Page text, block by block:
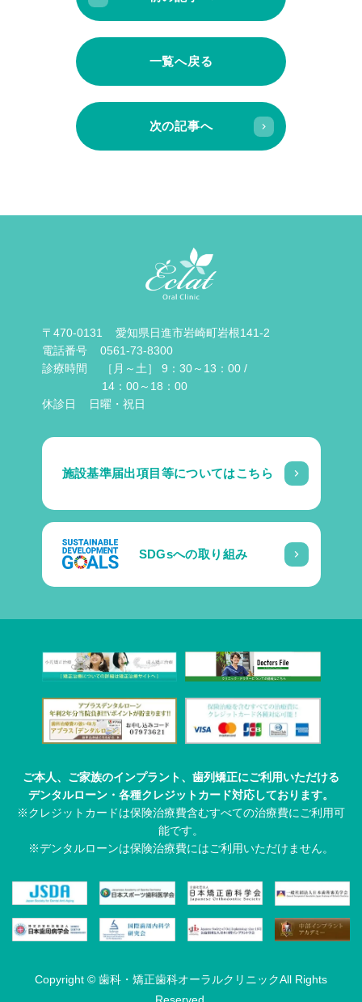
一覧へ戻る
次の記事へ
〒470-0131
愛知県日進市岩崎町岩根141-2
電話番号
0561-73-8300
診療時間
［月～土］ 9：30～13：00 /
14：00～18：00
休診日
日曜・祝日
施設基準届出項目等についてはこちら
SDGsへの取り組み
ご本人、ご家族のインプラント、 歯列矯正にご利用いただける
デンタルローン・ 各種クレジットカード対応しております。
※クレジットカードは保険治療費含むすべての治療費にご利用可
能です。
※デンタルローンは保険治療費にはご利用いただけません。
Copyright © 歯科・矯正歯科オーラルクリニックAll Rights